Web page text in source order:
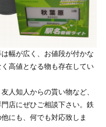
幅が広く、お値段が付かな
高値となる物も存在してい
人知人からの貰い物など、
店にぜひご相談下さい。鉄
にも、何でも対応致しま